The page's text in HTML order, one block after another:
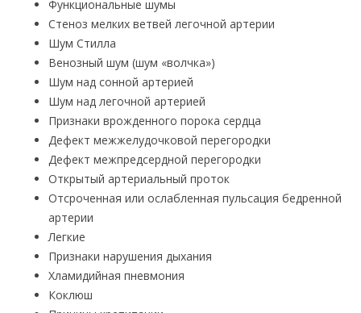
Функциональные шумы
Стеноз мелких ветвей легочной артерии
Шум Стилла
Венозный шум (шум «волчка»)
Шум над сонной артерией
Шум над легочной артерией
Признаки врожденного порока сердца
Дефект межжелудочковой перегородки
Дефект межпредсердной перегородки
Открытый артериальный проток
Отсроченная или ослабленная пульсация бедренной
артерии
Легкие
Признаки нарушения дыхания
Хламидийная пневмония
Коклюш